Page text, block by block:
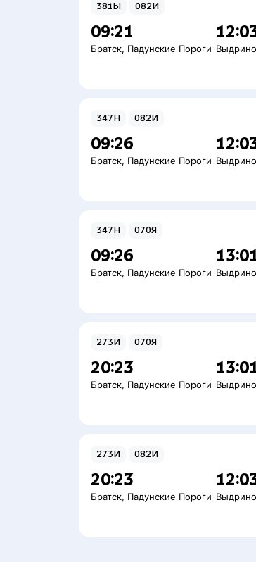
381Ы 082И
09:21
Братск, Падунские Пороги Выдрино
347Н 082И
09:26
Братск, Падунские Пороги Выдрино
347Н 070Я
09:26
Братск, Падунские Пороги Выдрино
273И 070Я
20:23
Братск, Падунские Пороги Выдрино
273И 082И
20:23
Братск, Падунские Пороги Выдрино